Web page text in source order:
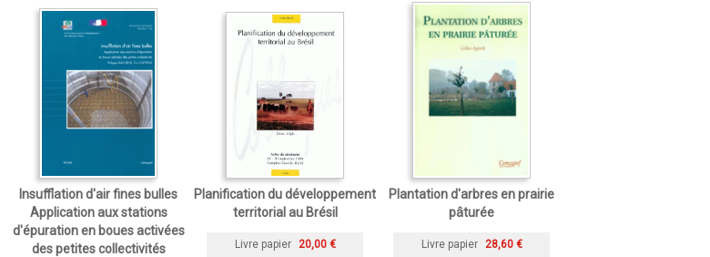
Insufflation d'air fines bulles
Application aux stations
d'épuration en boues activées
des petites collectivités
Planification du développement
territorial au Brésil
Livre papier 20,00 €
Plantation d'arbres en prairie
pâturée
Livre papier 28,60 €